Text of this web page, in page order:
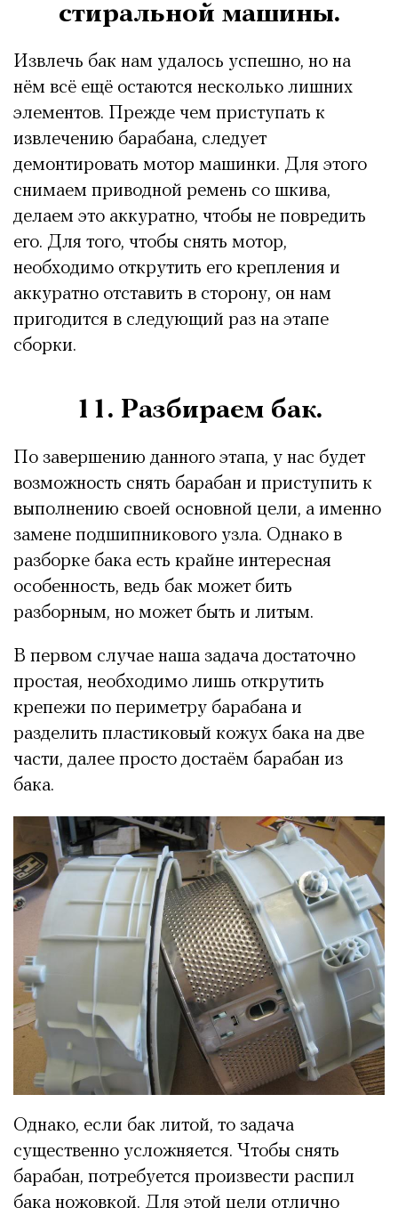
стиральной машины.
Извлечь бак нам удалось успешно, но на
нём всё ещё остаются несколько лишних
элементов. Прежде чем приступать к
извлечению барабана, следует
демонтировать мотор машинки. Для этого
снимаем приводной ремень со шкива,
делаем это аккуратно, чтобы не повредить
его. Для того, чтобы снять мотор,
необходимо открутить его крепления и
аккуратно отставить в сторону, он нам
пригодится в следующий раз на этапе
сборки.
11. Разбираем бак.
По завершению данного этапа, у нас будет
возможность снять барабан и приступить к
выполнению своей основной цели, а именно
замене подшипникового узла. Однако в
разборке бака есть крайне интересная
особенность, ведь бак может бить
разборным, но может быть и литым.
В первом случае наша задача достаточно
простая, необходимо лишь открутить
крепежи по периметру барабана и
разделить пластиковый кожух бака на две
части, далее просто достаём барабан из
бака.
Однако, если бак литой, то задача
существенно усложняется. Чтобы снять
барабан, потребуется произвести распил
бака ножовкой. Для этой цели отлично